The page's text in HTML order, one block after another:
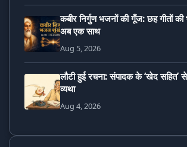
कबीर निर्गुण भजनों की गूँज: छह गीतों की
अब एक साथ
Aug 5, 2026
लौटी हुई रचना: संपादक के ‘खेद
व्यथा
Aug 4, 2026